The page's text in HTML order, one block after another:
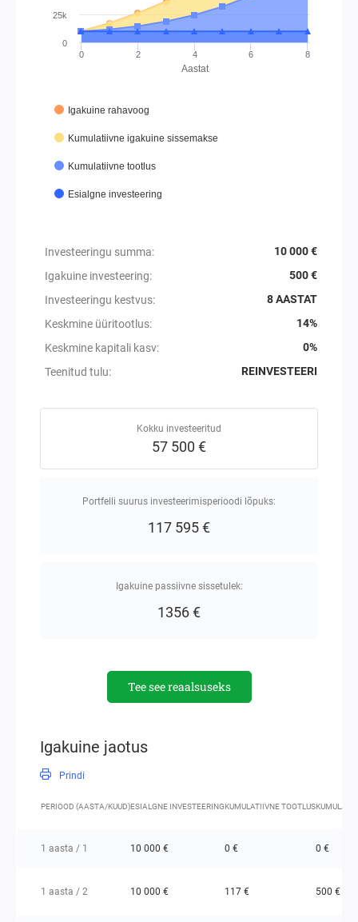
Aastat
Igakuine rahavoog
Kumulatiivne igakuine sissemakse
Kumulatiivne tootlus
Esialgne investeering
0 2 4 6 8
0
25k
Investeeringu summa:
10 000 €
Igakuine investeering:
500 €
Investeeringu kestvus:
8 AASTAT
Keskmine üüritootlus:
14%
Keskmine kapitali kasv:
0%
Teenitud tulu: REINVESTEERI
Kokku investeeritud
57 500 €
Portfelli suurus investeerimisperioodi lõpuks:
117 595 €
Igakuine passiivne sissetulek:
1356 €
Tee see reaalsuseks
Igakuine jaotus
Prindi
PERIOOD (AASTA/KUUD)ESIALGNE INVESTEERINGKUMULATIIVNE TOOTLUS
1 aasta / 1 10 000 € 0 € 0 €
1 aasta / 2 10 000 € 117 € 500 €